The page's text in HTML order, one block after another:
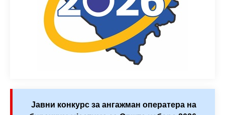
Јавни конкурс за ангажман оператера на